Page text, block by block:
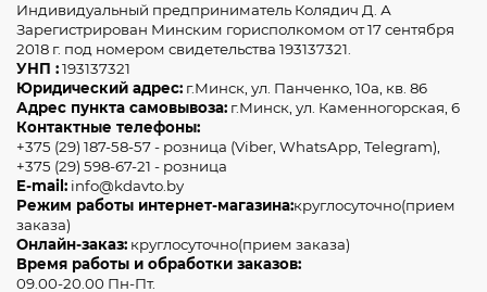
Индивидуальный предприниматель Колядич Д. А
Зарегистрирован Минским горисполкомом от 17 сентября
2018 г. под номером свидетельства 193137321.
УНП :193137321
Юридический адрес: г.Минск, ул. Панченко, 10а, кв. 86
Адрес пункта самовывоза: г.Минск, ул. Каменногорская, 6
Контактные телефоны:
+375 (29) 187-58-57 - розница (Viber, WhatsApp, Telegram),
+375 (29) 598-67-21 - розница
E-mail: info@kdavto.by
Режим работы интернет-магазина:круглосуточно(прием
заказа)
Онлайн-заказ: круглосуточно(прием заказа)
Время работы и обработки заказов:
09.00-20.00 Пн-Пт.